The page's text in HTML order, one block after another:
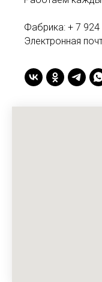
Фабрика: + 7 924
Электронная